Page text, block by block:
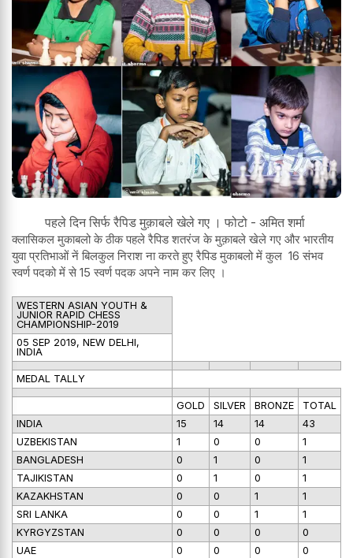
पहले दिन सिर्फ रैपिड मुक़ाबले खेले गए । फोटो - अमित शर्मा
क्लासिकल मुकाबलो के ठीक पहले रैपिड शतरंज के मुक़ाबले खेले गए और भारतीय
युवा प्रतिभाओं नें बिलकुल निराश ना करते हुए रैपिड मुकाबलो में कुल 16 संभव
स्वर्ण पदको में से 15 स्वर्ण पदक अपने नाम कर लिए ।
WESTERN ASIAN YOUTH &
JUNIOR RAPID CHESS
CHAMPIONSHIP-2019
05 SEP 2019, NEW DELHI,
INDIA
MEDAL TALLY
GOLD SILVER BRONZE
TOTAL
INDIA
15 14 14
43
UZBEKISTAN
1 0 0
1
BANGLADESH
0 1 0
1
TAJIKISTAN
0 1 0
1
KAZAKHSTAN
0 0 1
1
SRI LANKA
0 0 1
1
KYRGYZSTAN
0 0 0
0
UAE
0 0 0 0